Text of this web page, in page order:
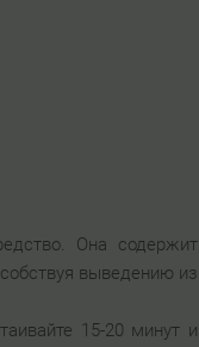
Она содержит
выведению из
15-20 минут и